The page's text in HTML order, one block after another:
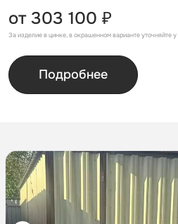
от 303 100 ₽
За изделие в цинке, в окрашенном варианте уточняйте
Подробнее